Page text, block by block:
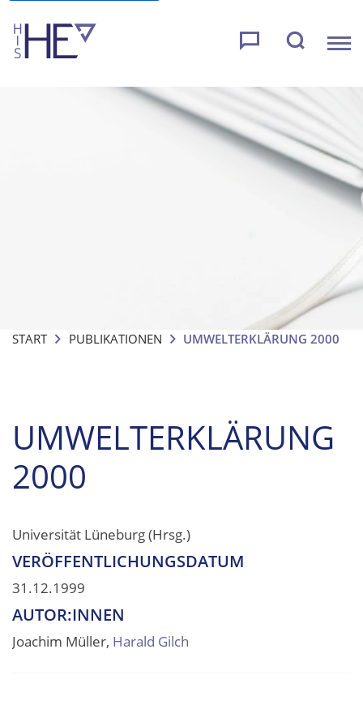
START PUBLIKATIONEN UMWELTERKLÄRUNG 2000
UMWELTERKLÄRUNG
2000
Universität Lüneburg (Hrsg.)
VERÖFFENTLICHUNGSDATUM
31.12.1999
AUTOR:INNEN
Joachim Müller, Harald Gilch